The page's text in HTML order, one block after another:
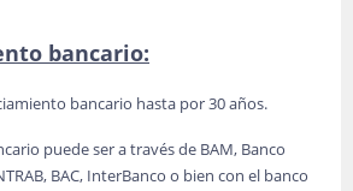
bancario:
bancario hasta por 30 años.
puede ser a través de BAM, Banco
BAC, InterBanco o bien con el banco